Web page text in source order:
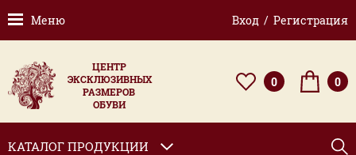
Меню Вход / Регистрация
ЦЕНТР
ЭКСКЛЮЗИВНЫХ
РАЗМЕРОВ
ОБУВИ
0 0
КАТАЛОГ ПРОДУКЦИИ